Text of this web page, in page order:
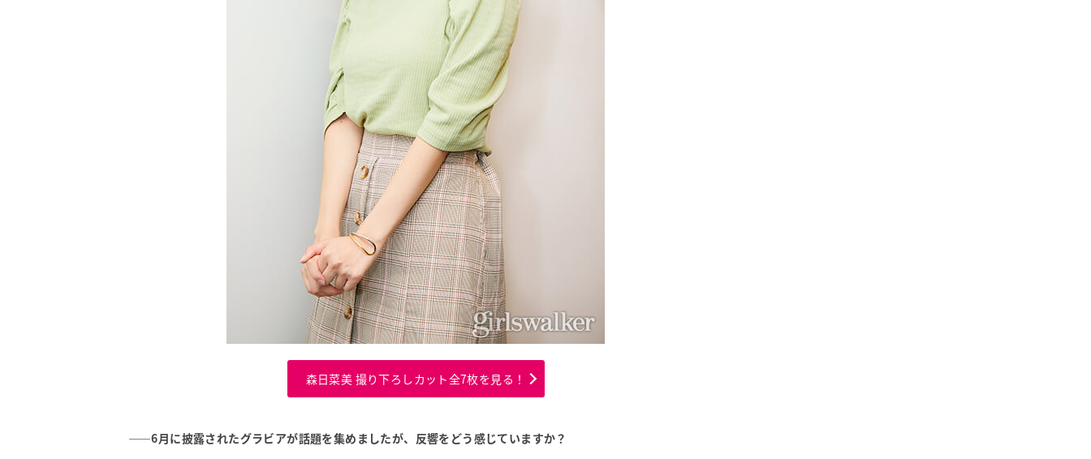
森日菜美 撮り下ろしカット全7枚を見る！
――6月に披露されたグラビアが話題を集めましたが、反響をどう感じていますか？